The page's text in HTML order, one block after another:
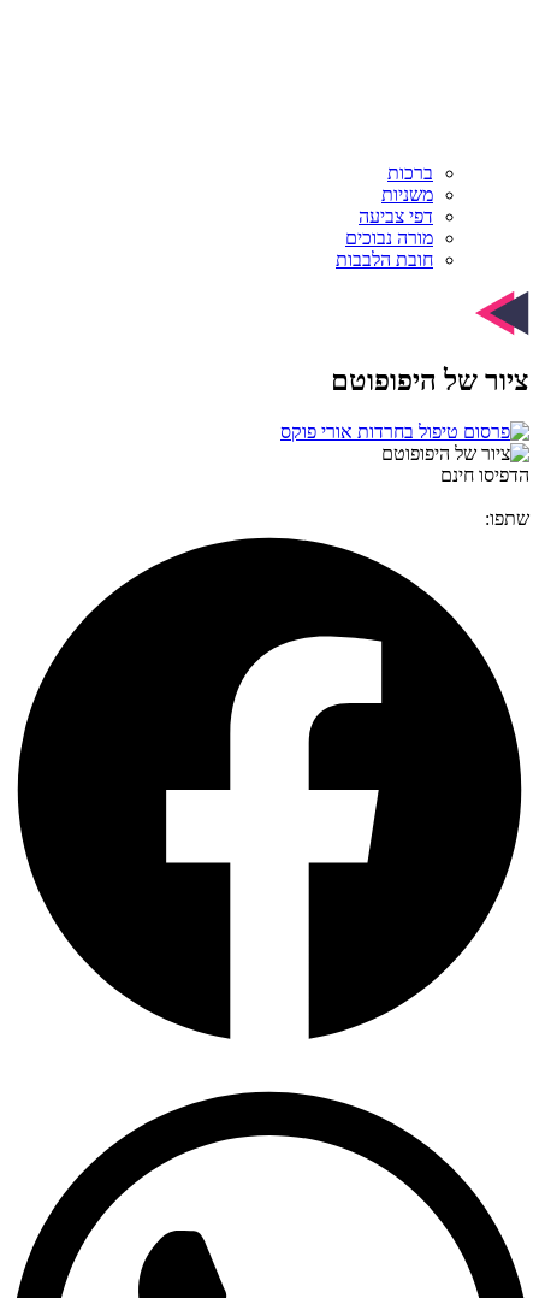
ברכות
משניות
דפי צביעה
מורה נבוכים
חובת הלבבות
ציור של היפופוטם
הדפיסו חינם
שתפו: